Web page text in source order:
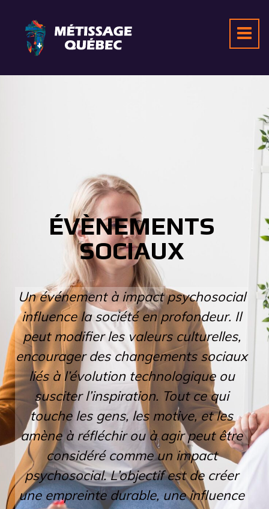
ÉVÈNEMENTS
SOCIAUX
Un événement à impact psychosocial
influence la société en profondeur. Il
peut modifier les valeurs culturelles,
encourager des changements sociaux
liés à l’évolution technologique ou
susciter l’inspiration. Tout ce qui
touche les gens, les motive, et les
amène à réfléchir ou à agir peut être
considéré comme un impact
psychosocial. L’objectif est de créer
une empreinte durable, une influence